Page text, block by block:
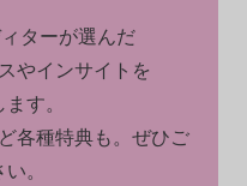
ターが選んだ
やインサイトを
す。
各種特典も。ぜひご
。